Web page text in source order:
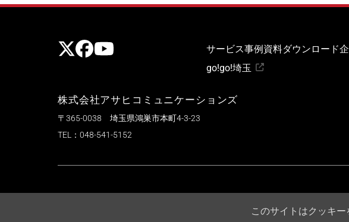
公式X公式Facebook
公式Youtubeチャンネル
サービス事例資料ダウンロード
go!go!埼玉
株式会社アサヒコミュニケーションズ
〒365-0038 埼玉県鴻巣市本町4-3-23
TEL： 048-541-5152
このサイトはクッキー